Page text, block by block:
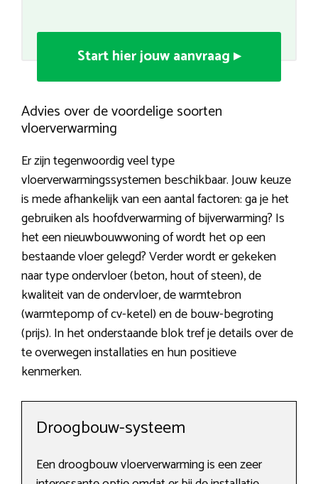
Start hier jouw aanvraag ▸
Advies over de voordelige soorten
vloerverwarming
Er zijn tegenwoordig veel type
vloerverwarmingssystemen beschikbaar. Jouw keuze
is mede afhankelijk van een aantal factoren: ga je het
gebruiken als hoofdverwarming of bijverwarming? Is
het een nieuwbouwwoning of wordt het op een
bestaande vloer gelegd? Verder wordt er gekeken
naar type ondervloer (beton, hout of steen), de
kwaliteit van de ondervloer, de warmtebron
(warmtepomp of cv-ketel) en de bouw-begroting
(prijs). In het onderstaande blok tref je details over de
te overwegen installaties en hun positieve
kenmerken.
Droogbouw-systeem
Een droogbouw vloerverwarming is een zeer